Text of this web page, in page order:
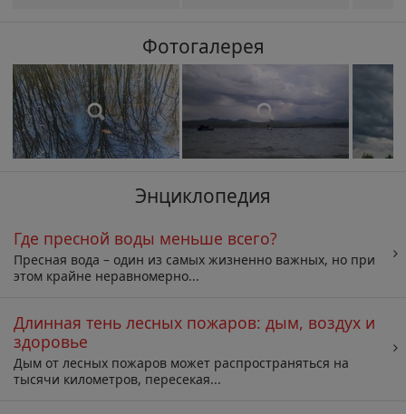
Фотогалерея
Энциклопедия
Где пресной воды меньше всего?
Пресная вода – один из самых жизненно важных, но при
этом крайне неравномерно...
Длинная тень лесных пожаров: дым, воздух и
здоровье
Дым от лесных пожаров может распространяться на
тысячи километров, пересекая...